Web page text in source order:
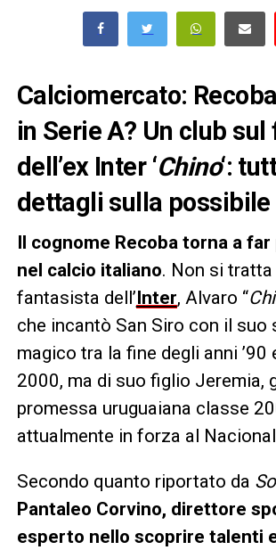
Calciomercato:
in Serie A? Un club
dell’ex Inter ‘Chino‘:
dettagli sulla
Il cognome Recoba torna a
nel calcio italiano. Non si tratta
fantasista dell’Inter, Alvaro “
che incantò San Siro con il suo
magico tra la fine degli anni ’90
2000, ma di suo figlio Jeremia,
promessa uruguaiana classe
attualmente in forza al
Secondo quanto riportato da
Pantaleo Corvino, direttore
esperto nello scoprire talenti